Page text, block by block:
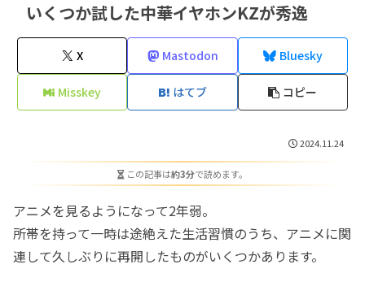
いくつか試した中華イヤホンKZが秀逸
X Mastodon Bluesky
Misskey はてブ コピー
2024.11.24
この記事は約3分で読めます。
アニメを見るようになって2年弱。
所帯を持って一時は途絶えた生活習慣のうち、アニメに関
連して久しぶりに再開したものがいくつかあります。